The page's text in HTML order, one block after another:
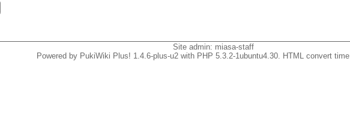
Site admin: miasa-staff
Powered by PukiWiki Plus! 1.4.6-plus-u2 with PHP 5.3.2-1ubuntu4.30. HTML convert